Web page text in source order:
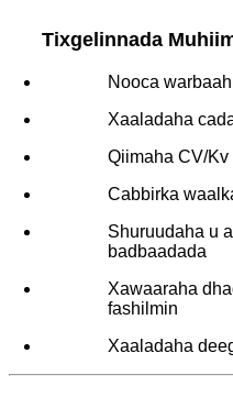
Tixgelinnada
Nooca
Xaaladaha
Qiimaha CV/
Cabbirka
Shuruudaha u
badbaadada
Xawaaraha
fashilmin
Xaaladaha